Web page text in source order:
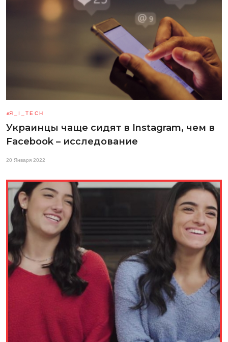
Я_І_TECH
Украинцы чаще сидят в Instagram, чем в
Facebook – исследование
20 Января 2022